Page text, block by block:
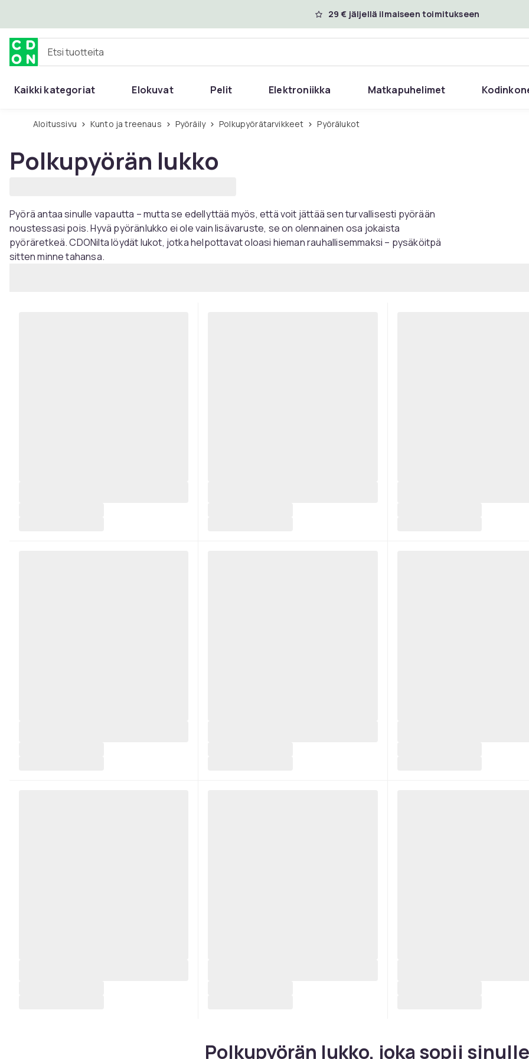
29 € jäljellä ilmaiseen toimitukseen
Etsi tuotteita
Kaikki kategoriat Elokuvat Pelit Elektroniikka Matkapuhelimet
Aloitussivu Kunto ja treenaus Pyöräily Polkupyörätarvikkeet Pyörälukot
Polkupyörän lukko
Pyörä antaa sinulle vapautta – mutta se edellyttää myös, että voit jättää sen turvallisesti pyörään
noustessasi pois. Hyvä pyöränlukko ei ole vain lisävaruste, se on olennainen osa jokaista
pyöräretkeä. CDONilta löydät lukot, jotka helpottavat oloasi hieman rauhallisemmaksi – pysäköitpä
sitten minne tahansa.
Polkupyörän lukko, joka sopii